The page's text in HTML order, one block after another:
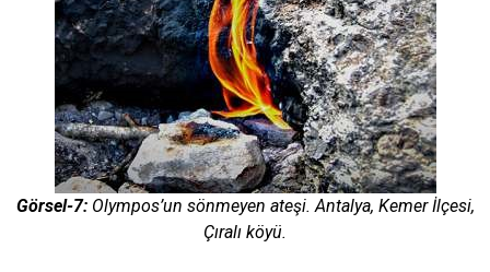
Görsel-7:Olympos’un sönmeyen ateşi. Antalya, Kemer İlçesi,
Çıralı köyü.